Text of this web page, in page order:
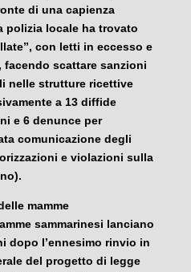
di una capienza
polizia locale ha trovato
con letti in eccesso e
scattare sanzioni
nelle strutture ricettive
a 13 diffide
e 6 denunce per
comunicazione degli
e violazioni sulla
mamme
sammarinesi lanciano
dopo l’ennesimo rinvio in
del progetto di legge